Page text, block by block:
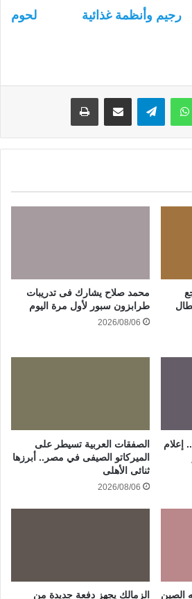
رجيم وأنظمة غذائية
لحوم
واتساب
محمد صلاح يشارك فى تدريبات
طرابزون سبور لأول مرة اليوم
2026/08/06
إعلام
الصفقات العربية تسيطر على
الميركاتو الصيفى في مصر.. أبرزها
ثنائى الأهلى
2026/08/06
الصين الزمالك يجهز دفعة جديدة من